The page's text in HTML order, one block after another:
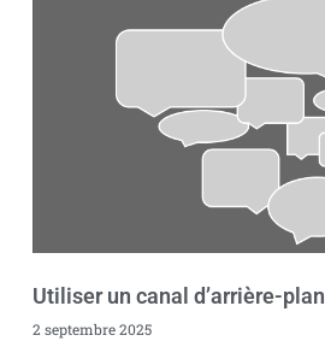
Utiliser un canal d’arrière-plan
2 septembre 2025